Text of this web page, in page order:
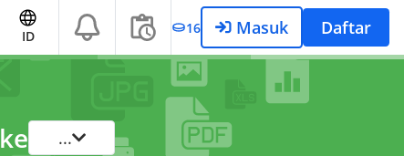
ID 16 Masuk Daftar
ke ...